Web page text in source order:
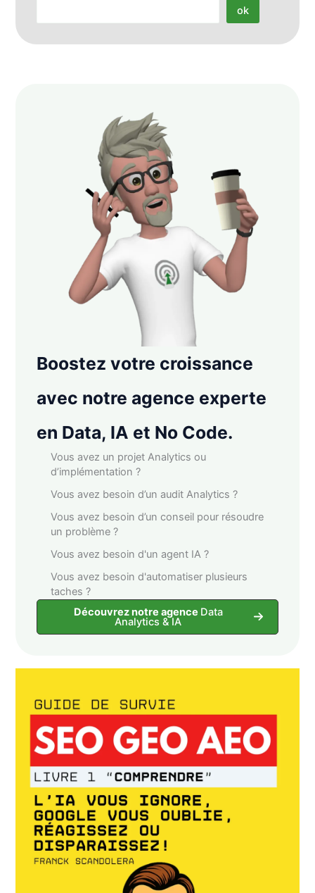
ok
Boostez votre croissance
avec notre agence experte
en Data, IA et No Code.
Vous avez un projet Analytics ou
d’implémentation ?
Vous avez besoin d’un audit Analytics ?
Vous avez besoin d’un conseil pour résoudre
un problème ?
Vous avez besoin d'un agent IA ?
Vous avez besoin d'automatiser plusieurs
taches ?
Découvrez notre agence Data
Analytics & IA